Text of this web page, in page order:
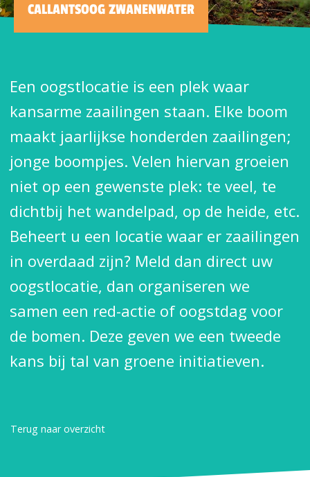
CALLANTSOOG ZWANENWATER
Een oogstlocatie is een plek waar
kansarme zaailingen staan. Elke boom
maakt jaarlijkse honderden zaailingen;
jonge boompjes. Velen hiervan groeien
niet op een gewenste plek: te veel, te
dichtbij het wandelpad, op de heide, etc.
Beheert u een locatie waar er zaailingen
in overdaad zijn? Meld dan direct uw
oogstlocatie, dan organiseren we
samen een red-actie of oogstdag voor
de bomen. Deze geven we een tweede
kans bij tal van groene initiatieven.
Terug naar overzicht